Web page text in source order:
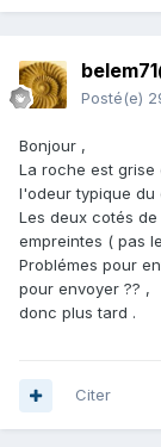
Posté(e)
Bonjour ,
La roche est grise
l'odeur typique du
Les deux cotés
empreintes ( pas
Problémes pour
pour envoyer ?? ,
donc plus tard .
Citer